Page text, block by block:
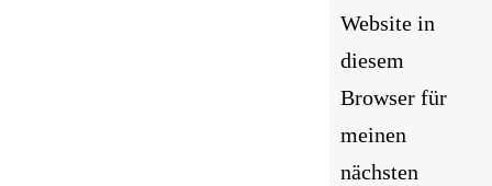
Website in
diesem
Browser für
meinen
nächsten